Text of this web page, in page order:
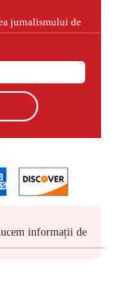
jurnalismului de
informații de